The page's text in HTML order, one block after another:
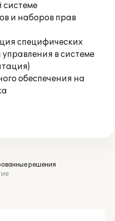
и наборов прав
специфических
в системе
обеспечения на
решения